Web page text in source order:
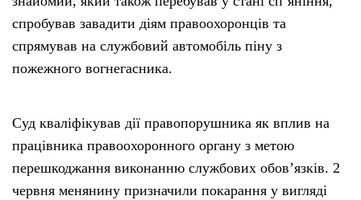
спробував завадити діям правоохоронців та
спрямував на службовий автомобіль піну з
пожежного вогнегасника.
Суд кваліфікував дії правопорушника як вплив на
працівника правоохоронного органу з метою
перешкоджання виконанню службових обов’язків. 2
червня менянину призначили покарання у вигляді